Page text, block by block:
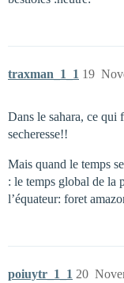
traxman_1_1 19
Dans le sahara, ce qui
secheresse!!
Mais quand le temps
: le temps global de la
l’équateur: foret
poiuytr_1_1 20